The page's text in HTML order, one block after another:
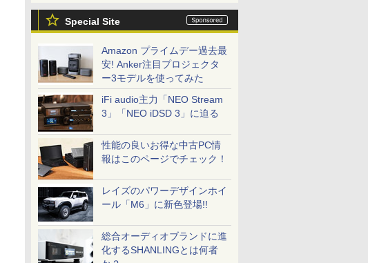
Special Site
Amazon プライムデー過去最
安! Anker注目プロジェクタ
ー3モデルを使ってみた
iFi audio主力「NEO Stream
3」「NEO iDSD 3」に迫る
性能の良いお得な中古PC情
報はこのページでチェック！
レイズのパワーデザインホイ
ール「M6」に新色登場!!
総合オーディオブランドに進
化するSHANLINGとは何者